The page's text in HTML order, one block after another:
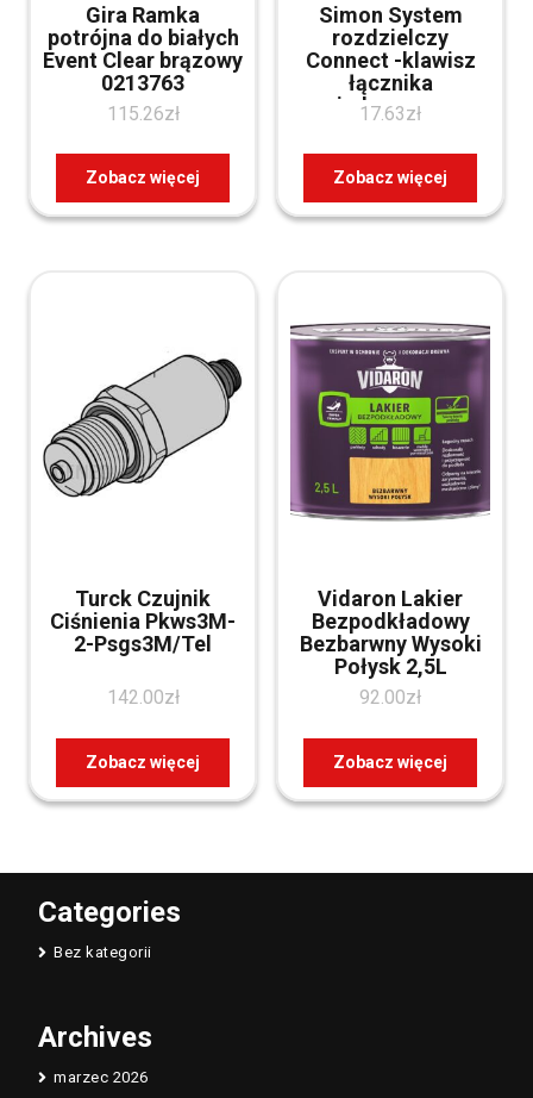
Gira Ramka
potrójna do białych
Event Clear brązowy
0213763
115.26zł
Zobacz więcej
Simon System
rozdzielczy
Connect -klawisz
łącznika
pojedynczego z
podśw., K112/8
17.63zł
Zobacz więcej
Turck Czujnik
Ciśnienia Pkws3M-
2-Psgs3M/Tel
142.00zł
Zobacz więcej
Vidaron Lakier
Bezpodkładowy
Bezbarwny Wysoki
Połysk 2,5L
92.00zł
Zobacz więcej
Categories
Bez kategorii
Archives
marzec 2026